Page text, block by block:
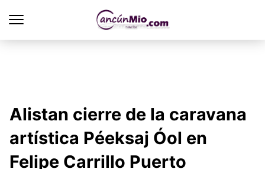
Alistan cierre de la caravana
artística Péeksaj Óol en
Felipe Carrillo Puerto